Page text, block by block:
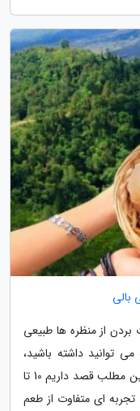
بالی
بردن از منظره ها طبیعی
توانید داشته باشید،
تجربه کردن غذاهای خیابانی بالی است. در این مطلب قصد داریم 10 تا
تجربه ای متفاوت از طعم